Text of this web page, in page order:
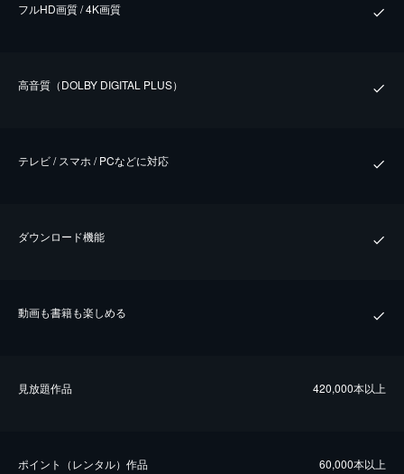
フルHD画質 / 4K画質
⾼⾳質（DOLBY DIGITAL PLUS）
テレビ / スマホ / PCなどに対応
ダウンロード機能
動画も書籍も楽しめる
⾒放題作品 420,000本以上
ポイント（レンタル）作品 60,000本以上